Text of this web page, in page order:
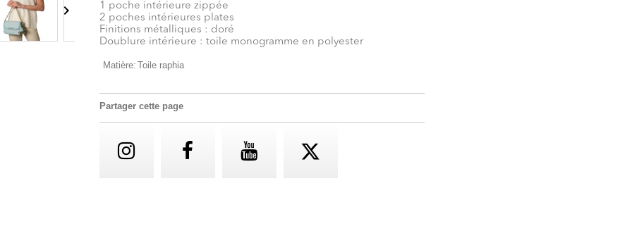

1 poche intérieure zippée
2 poches intérieures plates
Finitions métalliques : doré
Doublure intérieure : toile monogramme en polyester
Matière: Toile raphia
Partager cette page